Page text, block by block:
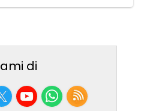
di